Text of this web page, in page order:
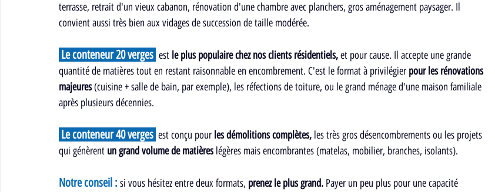
terrasse, retrait d'un vieux cabanon, rénovation d'une chambre avec planchers, gros aménagement paysager. Il
convient aussi très bien aux vidages de succession de taille modérée.
Le conteneur 20 verges est le plus populaire chez nos clients résidentiels, et pour cause. Il accepte une grande
quantité de matières tout en restant raisonnable en encombrement. C'est le format à privilégier pour les rénovations
majeures (cuisine + salle de bain, par exemple), les réfections de toiture, ou le grand ménage d'une maison familiale
après plusieurs décennies.
Le conteneur 40 verges est conçu pour les démolitions complètes, les très gros désencombrements ou les projets
qui génèrent un grand volume de matières légères mais encombrantes (matelas, mobilier, branches, isolants).
Notre conseil : si vous hésitez entre deux formats, prenez le plus grand. Payer un peu plus pour une capacité